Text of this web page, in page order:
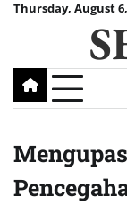
SkipThursday, August